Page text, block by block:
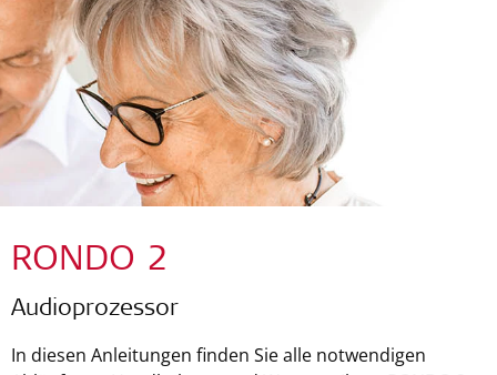
RONDO 2
Audioprozessor
In diesen Anleitungen finden Sie alle notwendigen